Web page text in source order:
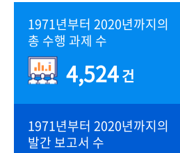
1971년부터 2020년까지의
총 수행 과제 수
4,524건
1971년부터 2020년까지의
발간 보고서 수